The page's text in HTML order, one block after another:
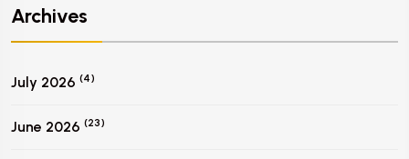
Archives
July 2026 (4)
June 2026 (23)